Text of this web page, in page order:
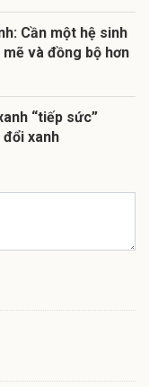
Cần một hệ sinh
và đồng bộ hơn
“tiếp sức”
đổi xanh